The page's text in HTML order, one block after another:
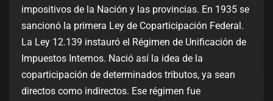
impositivos de la Nación y las provincias. En 1935 se
sancionó la primera Ley de Coparticipación Federal.
La Ley 12.139 instauró el Régimen de Unificación de
Impuestos Internos. Nació así la idea de la
coparticipación de determinados tributos, ya sean
directos como indirectos. Ese régimen fue